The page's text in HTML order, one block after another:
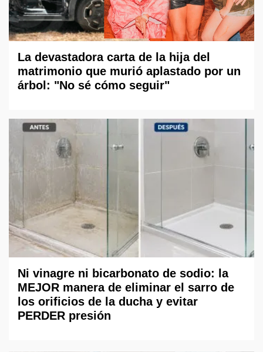
La devastadora carta de la hija del
matrimonio que murió aplastado por un
árbol: "No sé cómo seguir"
Ni vinagre ni bicarbonato de sodio: la
MEJOR manera de eliminar el sarro de
los orificios de la ducha y evitar
PERDER presión